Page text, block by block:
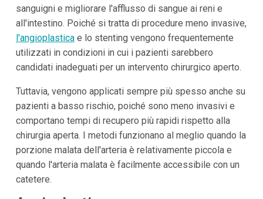
sanguigni e migliorare l'afflusso di sangue ai reni e
all'intestino. Poiché si tratta di procedure meno invasive,
l'angioplasticae lo stenting vengono frequentemente
utilizzati in condizioni in cui i pazienti sarebbero
candidati inadeguati per un intervento chirurgico aperto.
Tuttavia, vengono applicati sempre più spesso anche su
pazienti a basso rischio, poiché sono meno invasivi e
comportano tempi di recupero più rapidi rispetto alla
chirurgia aperta. I metodi funzionano al meglio quando la
porzione malata dell'arteria è relativamente piccola e
quando l'arteria malata è facilmente accessibile con un
catetere.